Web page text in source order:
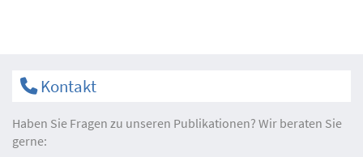
Kontakt
Haben Sie Fragen zu unseren Publikationen? Wir beraten Sie
gerne: